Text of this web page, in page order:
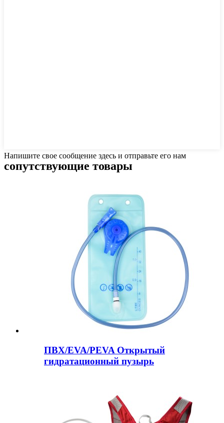
Напишите свое сообщение здесь и отправьте его нам
сопутствующие товары
ПВХ/EVA/PEVA Открытый
гидратационный пузырь